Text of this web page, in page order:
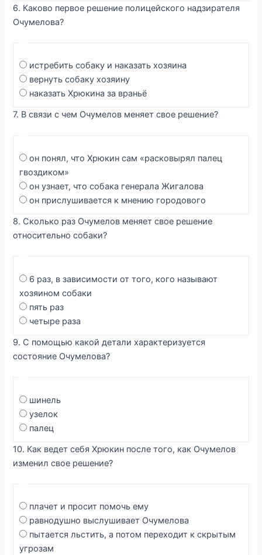
6. Каково первое решение полицейского надзирателя
Очумелова?
истребить собаку и наказать хозяина
вернуть собаку хозяину
наказать Хрюкина за враньё
7. В связи с чем Очумелов меняет свое решение?
он понял, что Хрюкин сам «расковырял палец
гвоздиком»
он узнает, что собака генерала Жигалова
он прислушивается к мнению городового
8. Сколько раз Очумелов меняет свое решение
относительно собаки?
6 раз, в зависимости от того, кого называют
хозяином собаки
пять раз
четыре раза
9. С помощью какой детали характеризуется
состояние Очумелова?
шинель
узелок
палец
10. Как ведет себя Хрюкин после того, как Очумелов
изменил свое решение?
плачет и просит помочь ему
равнодушно выслушивает Очумелова
пытается льстить, а потом переходит к скрытым
угрозам